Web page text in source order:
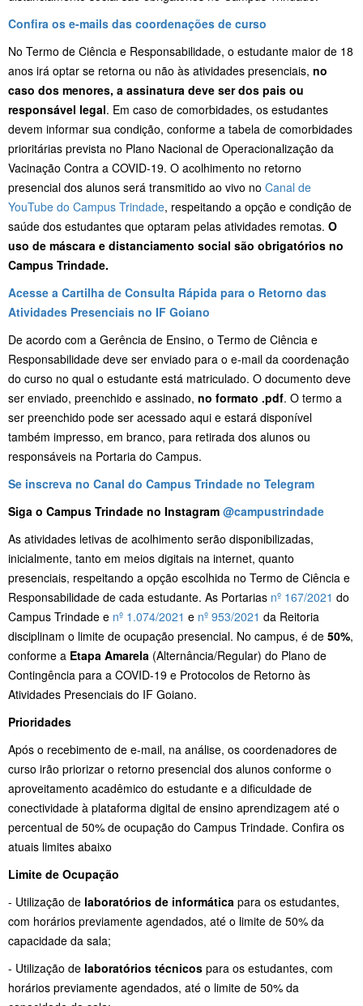
Confira os e-mails das coordenações de curso
No Termo de Ciência e Responsabilidade, o estudante maior de 18
anos irá optar se retorna ou não às atividades presenciais, no
caso dos menores, a assinatura deve ser dos pais ou
responsável legal. Em caso de comorbidades, os estudantes
devem informar sua condição, conforme a tabela de comorbidades
prioritárias prevista no Plano Nacional de Operacionalização da
Vacinação Contra a COVID-19. O acolhimento no retorno
presencial dos alunos será transmitido ao vivo no Canal de
YouTube do Campus Trindade, respeitando a opção e condição de
saúde dos estudantes que optaram pelas atividades remotas. O
uso de máscara e distanciamento social são obrigatórios no
Campus Trindade.
Acesse a Cartilha de Consulta Rápida para o Retorno das
Atividades Presenciais no IF Goiano
De acordo com a Gerência de Ensino, o Termo de Ciência e
Responsabilidade deve ser enviado para o e-mail da coordenação
do curso no qual o estudante está matriculado. O documento deve
ser enviado, preenchido e assinado, no formato .pdf. O termo a
ser preenchido pode ser acessado aqui e estará disponível
também impresso, em branco, para retirada dos alunos ou
responsáveis na Portaria do Campus.
Se inscreva no Canal do Campus Trindade no Telegram
Siga o Campus Trindade no Instagram @campustrindade
As atividades letivas de acolhimento serão disponibilizadas,
inicialmente, tanto em meios digitais na internet, quanto
presenciais, respeitando a opção escolhida no Termo de Ciência e
Responsabilidade de cada estudante. As Portarias nº 167/2021 do
Campus Trindade e nº 1.074/2021 e nº 953/2021 da Reitoria
disciplinam o limite de ocupação presencial. No campus, é de 50%,
conforme a Etapa Amarela (Alternância/Regular) do Plano de
Contingência para a COVID-19 e Protocolos de Retorno às
Atividades Presenciais do IF Goiano.
Prioridades
Após o recebimento de e-mail, na análise, os coordenadores de
curso irão priorizar o retorno presencial dos alunos conforme o
aproveitamento acadêmico do estudante e a dificuldade de
conectividade à plataforma digital de ensino aprendizagem até o
percentual de 50% de ocupação do Campus Trindade. Confira os
atuais limites abaixo
Limite de Ocupação
- Utilização de laboratórios de informática para os estudantes,
com horários previamente agendados, até o limite de 50% da
capacidade da sala;
- Utilização de laboratórios técnicos para os estudantes, com
horários previamente agendados, até o limite de 50% da